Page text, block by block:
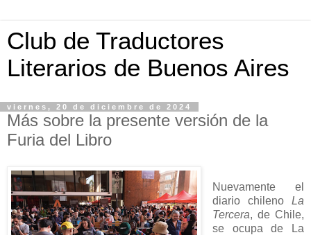
Club de Traductores
Literarios de Buenos Aires
viernes, 20 de diciembre de 2024
Más sobre la presente versión de la
Furia del Libro
Nuevamente el
diario chileno La
Tercera, de Chile,
se ocupa de La